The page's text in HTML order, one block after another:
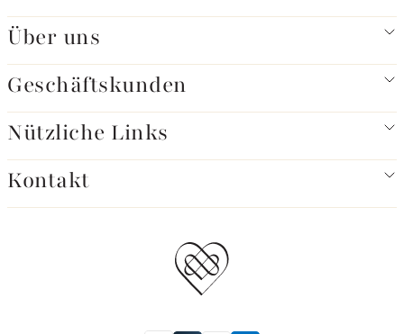
Über uns
Geschäftskunden
Nützliche Links
Kontakt